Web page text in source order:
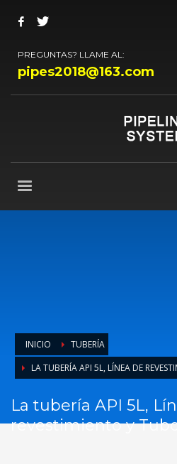
PREGUNTAS? LLAME AL:
pipes2018@163.com
INICIO
TUBERÍA
LA TUBERÍA API 5L, LÍNEA DE
La tubería API 5L,
revestimiento y